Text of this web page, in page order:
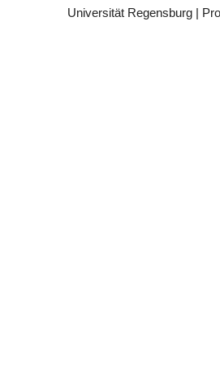
Universität Regensburg |